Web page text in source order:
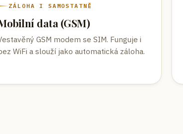
ZÁLOHA I SAMOSTATNĚ
data (GSM)
GSM modem se SIM. Funguje i
WiFi a slouží jako automatická záloha.